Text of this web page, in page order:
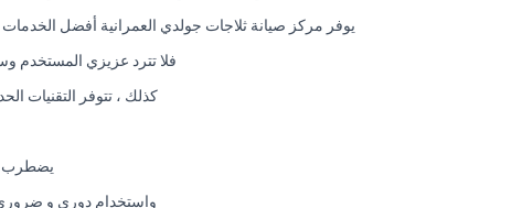
يوفر مركز صيانة ثلاجات جولدي العمرانية أفضل الخدمات
فلا تترد عزيزي المستخدم
كذلك ، تتوفر التقنيات
يضطرب
واستخدام دوري و ضروري